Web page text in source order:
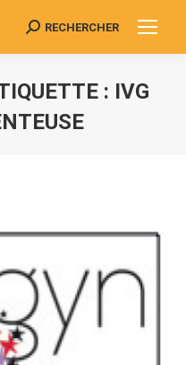
Search:
RECHERCHER
: IVG